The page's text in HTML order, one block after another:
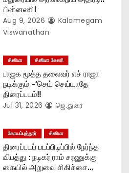
பின்னணி!
Aug 9, 2026
Kalamegam
Viswanathan
சினிமா சினிமா கேலரி
பாஜக மூத்த தலைவர் எச் ராஜா
நடிக்கும் -‘செய் செய்யாதே
திரைப்படம்!!
Jul 31, 2026 ஜெ.துரை
கோயம்புத்தூர் சினிமா
திரைப்படப் படப்பிடிப்பில் நேர்ந்த
விபத்து : நடிகர் ராம் சரணுக்கு
கையில் அறுவை சிகிச்சை..,